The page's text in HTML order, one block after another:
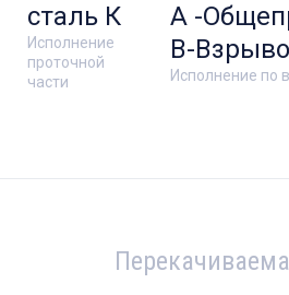
Исполнение
проточной
части
сталь К
Исполнение по
А -
В-